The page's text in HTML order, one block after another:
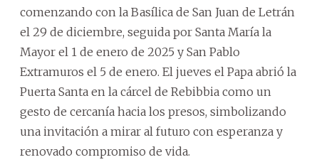
comenzando con la Basílica de San Juan de Letrán
el 29 de diciembre, seguida por Santa María la
Mayor el 1 de enero de 2025 y San Pablo
Extramuros el 5 de enero. El jueves el Papa abrió la
Puerta Santa en la cárcel de Rebibbia como un
gesto de cercanía hacia los presos, simbolizando
una invitación a mirar al futuro con esperanza y
renovado compromiso de vida.